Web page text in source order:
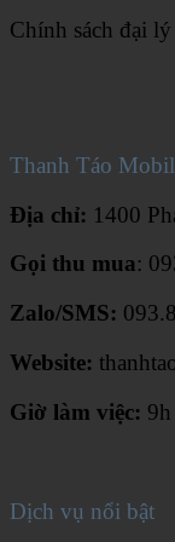
Chính sách đại lý
Thanh Táo
Địa chỉ: 1400
Gọi thu mua:
Zalo/SMS:
Website:
Giờ làm việc:
Dịch vụ nổi bật